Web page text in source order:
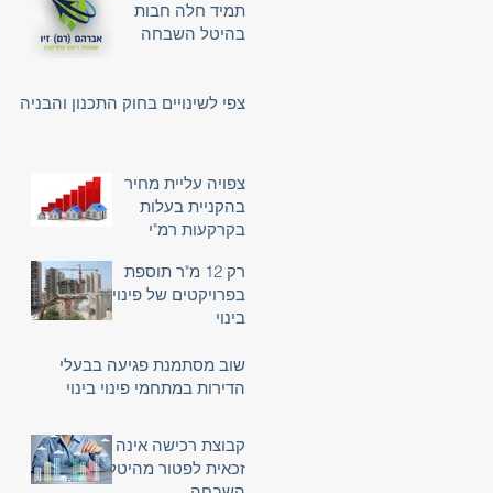
תמיד חלה חבות
בהיטל השבחה
צפי לשינויים בחוק התכנון והבניה
צפויה עליית מחיר
בהקניית בעלות
בקרקעות רמ"י
רק 12 מ"ר תוספת
בפרויקטים של פינוי
בינוי
שוב מסתמנת פגיעה בבעלי
הדירות במתחמי פינוי בינוי
קבוצת רכישה אינה
זכאית לפטור מהיטל